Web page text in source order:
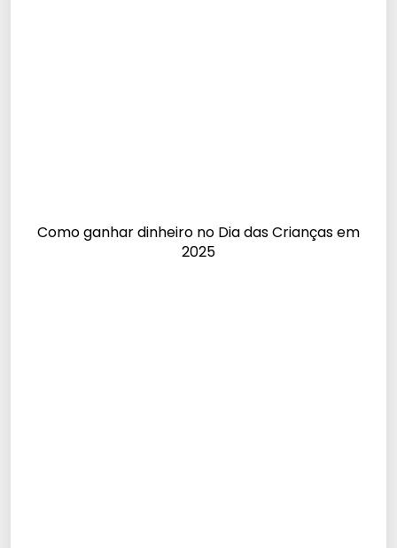
Como ganhar dinheiro no Dia das Crianças em
2025